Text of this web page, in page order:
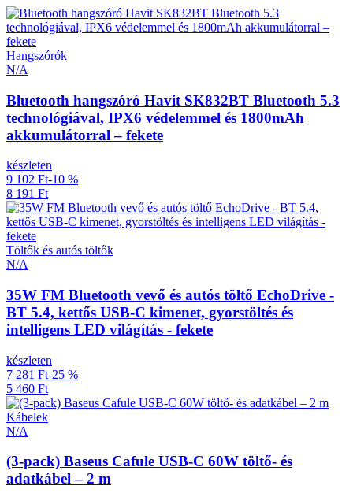
Hangszórók
N/A
Bluetooth hangszóró Havit SK832BT Bluetooth 5.3
technológiával, IPX6 védelemmel és 1800mAh
akkumulátorral – fekete
készleten
9 102 Ft-10 %
8 191 Ft
Töltők és autós töltők
N/A
35W FM Bluetooth vevő és autós töltő EchoDrive -
BT 5.4, kettős USB-C kimenet, gyorstöltés és
intelligens LED világítás - fekete
készleten
7 281 Ft-25 %
5 460 Ft
Kábelek
N/A
(3-pack) Baseus Cafule USB-C 60W töltő- és
adatkábel – 2 m